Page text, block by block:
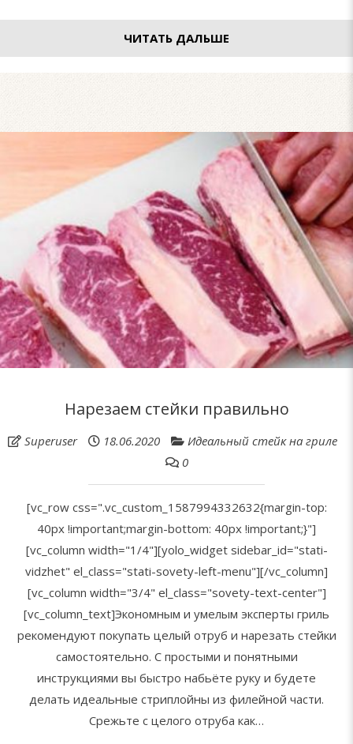
ЧИТАТЬ ДАЛЬШЕ
Нарезаем стейки правильно
Superuser 18.06.2020
Идеальный стейк на гриле
0
[vc_row css=".vc_custom_1587994332632{margin-top:
40px !important;margin-bottom: 40px !important;}"]
[vc_column width="1/4"][yolo_widget sidebar_id="stati-
vidzhet" el_class="stati-sovety-left-menu"][/vc_column]
[vc_column width="3/4" el_class="sovety-text-center"]
[vc_column_text]Экономным и умелым эксперты гриль
рекомендуют покупать целый отруб и нарезать стейки
самостоятельно. С простыми и понятными
инструкциями вы быстро набьёте руку и будете
делать идеальные стриплойны из филейной части.
Срежьте с целого отруба как…